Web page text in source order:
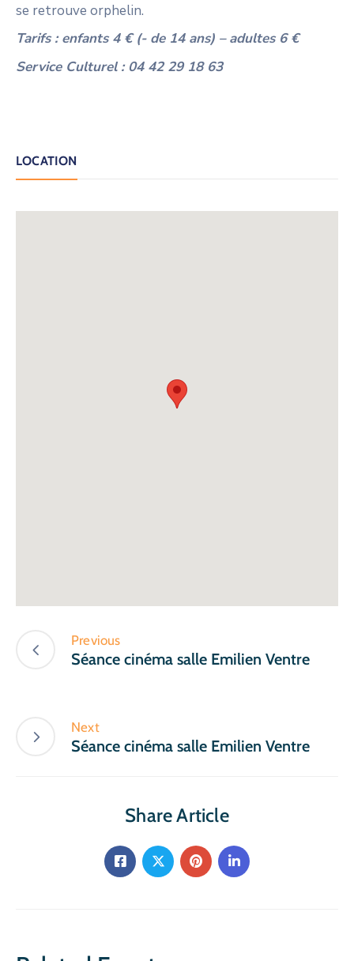
se retrouve orphelin.
Tarifs : enfants 4 € (- de 14 ans) – adultes 6 €
Service Culturel : 04 42 29 18 63
LOCATION
Previous
Séance cinéma salle Emilien Ventre
Next
Séance cinéma salle Emilien Ventre
Share Article